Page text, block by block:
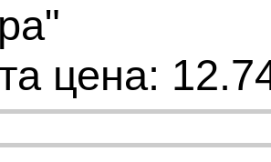
цена: